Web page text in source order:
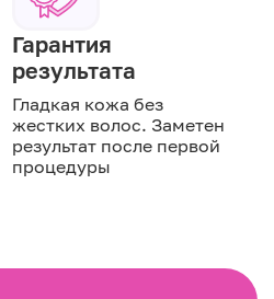
Гарантия
результата
Гладкая кожа без
жестких волос. Заметен
результат после первой
процедуры